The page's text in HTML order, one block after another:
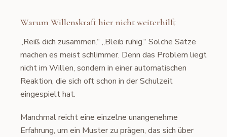
Warum Willenskraft hier nicht weiterhilft
„Reiß dich zusammen.“ „Bleib ruhig.“ Solche Sätze
machen es meist schlimmer. Denn das Problem liegt
nicht im Willen, sondern in einer automatischen
Reaktion, die sich oft schon in der Schulzeit
eingespielt hat.
Manchmal reicht eine einzelne unangenehme
Erfahrung, um ein Muster zu prägen, das sich über